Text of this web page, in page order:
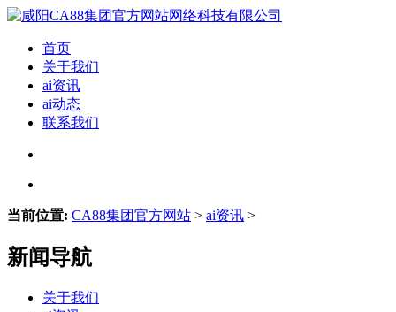
首页
关于我们
ai资讯
ai动态
联系我们
当前位置: CA88集团官方网站 > ai资讯 >
新闻导航
关于我们